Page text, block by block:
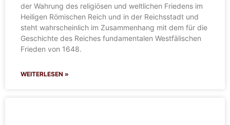
der Wahrung des religiösen und weltlichen Friedens im
Heiligen Römischen Reich und in der Reichsstadt und
steht wahrscheinlich im Zusammenhang mit dem für die
Geschichte des Reiches fundamentalen Westfälischen
Frieden von 1648.
WEITERLESEN »